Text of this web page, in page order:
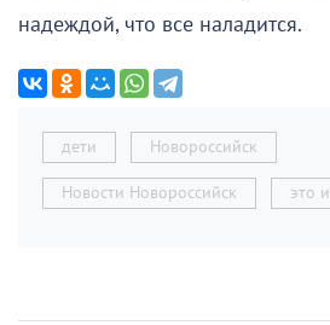
надеждой, что все наладится.
дети Новороссийск
Новости Новороссийск это